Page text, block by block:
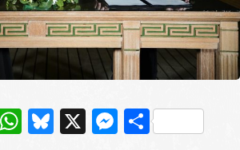
WhatsApp
Bluesky
X